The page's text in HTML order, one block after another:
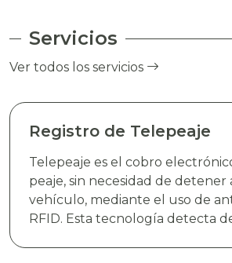
Servicios
Ver todos los servicios
Registro de Telepeaje
Telepeaje es el cobro electrónico
peaje, sin necesidad de detener
vehículo, mediante el uso de
RFID. Esta tecnología detecta de